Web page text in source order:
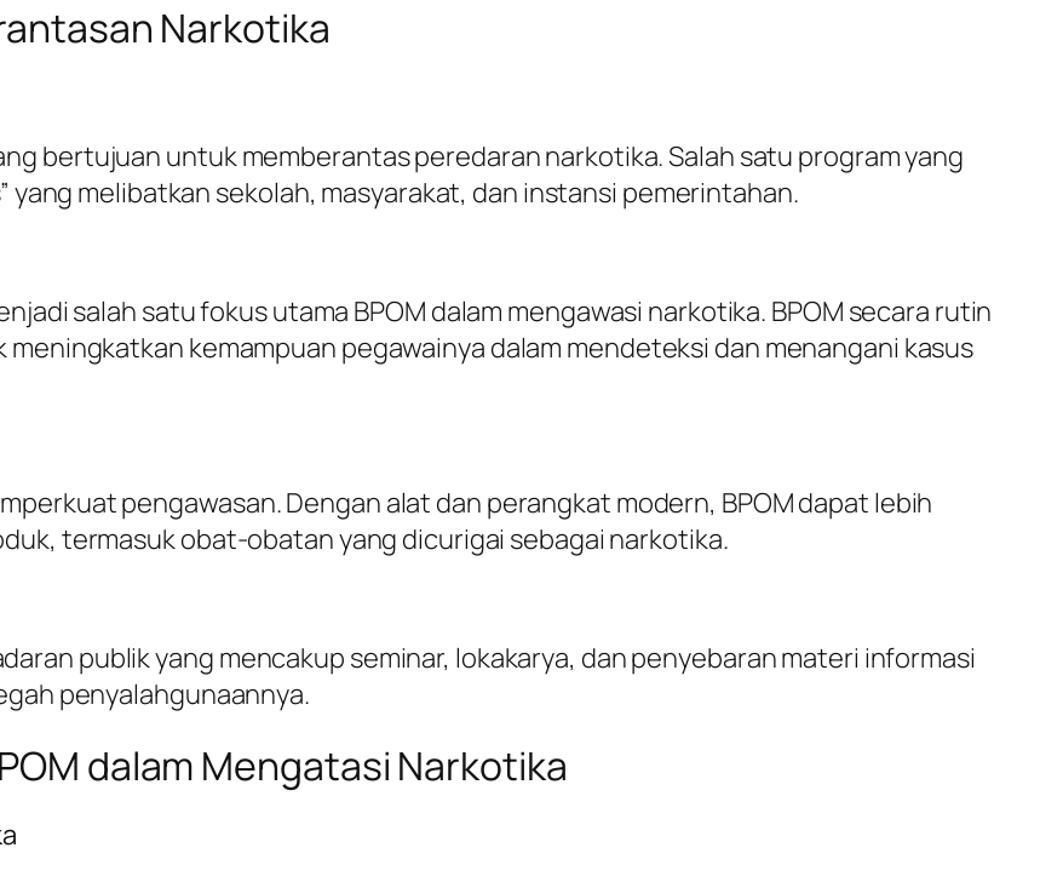
Narkotika
bertujuan untuk memberantas peredaran narkotika. Salah satu program yang
yang melibatkan sekolah, masyarakat, dan instansi pemerintahan.
salah satu fokus utama BPOM dalam mengawasi narkotika. BPOM secara rutin
kemampuan pegawainya dalam mendeteksi dan menangani kasus
pengawasan. Dengan alat dan perangkat modern, BPOM dapat lebih
termasuk obat-obatan yang dicurigai sebagai narkotika.
publik yang mencakup seminar, lokakarya, dan penyebaran materi informasi
penyalahgunaannya.
dalam Mengatasi Narkotika